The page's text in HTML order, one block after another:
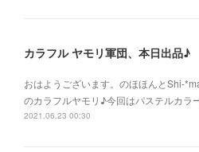
カラフル ヤモリ軍団、本日出品♪
おはようございます。のほほんとShi-
のカラフルヤモリ♪今回はパステルカラ
2021.06.23 00:30